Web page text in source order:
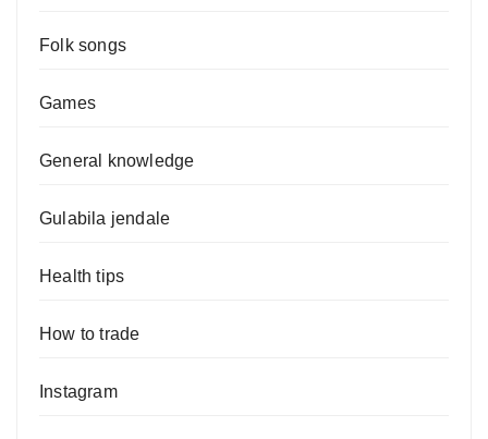
Folk songs
Games
General knowledge
Gulabila jendale
Health tips
How to trade
Instagram